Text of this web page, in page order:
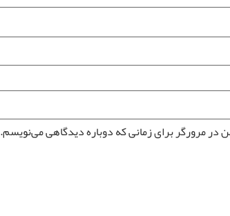
دیواری
در مرورگر برای زمانی که دوباره دیدگاهی می‌نویسم.